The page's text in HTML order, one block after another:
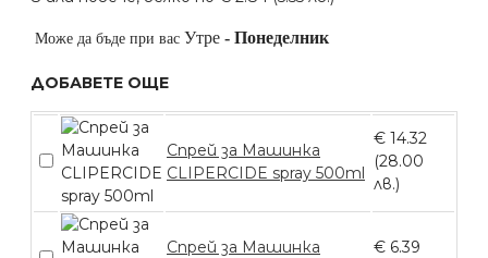
Може да бъде при вас Утре - Понеделник
ДОБАВЕТЕ ОЩЕ
Спрей за Машинка
CLIPERCIDE spray 500ml
€ 14.32
(28.00
лв.)
Спрей за Машинка
€ 6.39